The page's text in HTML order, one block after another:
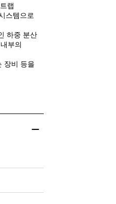
랩
스템으로
하중 분산
부의
장비 등을